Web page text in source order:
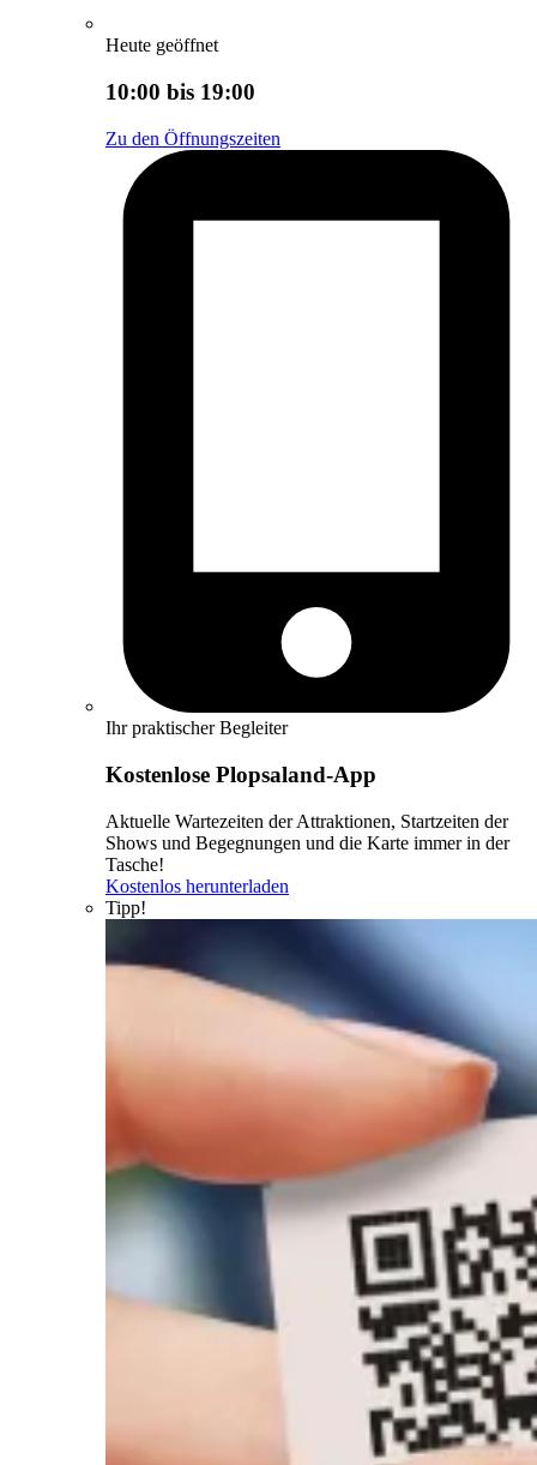
Heute geöffnet
10:00 bis 19:00
Zu den Öffnungszeiten
Ihr praktischer Begleiter
Kostenlose Plopsaland-App
Aktuelle Wartezeiten der Attraktionen, Startzeiten der
Shows und Begegnungen und die Karte immer in der
Tasche!
Kostenlos herunterladen
Tipp!